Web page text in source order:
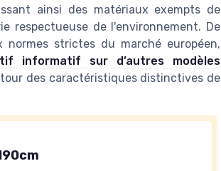
ainsi des matériaux exempts de
respectueuse de l'environnement. De
strictes du marché européen,
informatif sur d’autres modèles
des caractéristiques distinctives de